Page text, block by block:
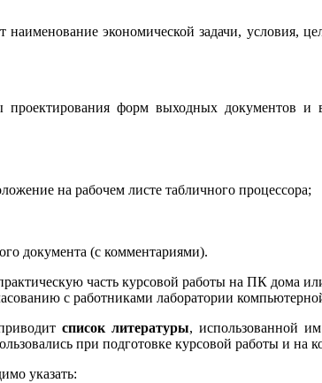
наименование экономической задачи, условия,
проектирования форм выходных документов и
на рабочем листе табличного процессора;
документа (с комментариями).
часть курсовой работы на ПК дома
с работниками лаборатории
список литературы, использованной
при подготовке курсовой работы и на
указать: